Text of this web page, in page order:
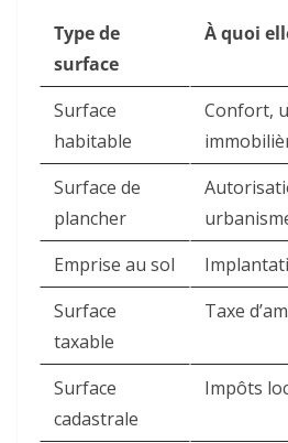
Type de
surface
À quoi
Surface
habitable
Confort,
Surface de
plancher
Emprise au sol
Surface
taxable
Taxe
Surface
cadastrale
Impôts